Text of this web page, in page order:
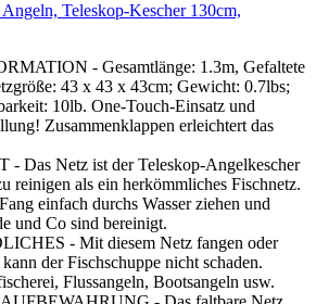
Teleskop-Kescher 130cm,
- Gesamtlänge: 1.3m, Gefaltete
43 x 43 x 43cm; Gewicht: 0.7lbs;
10lb. One-Touch-Einsatz und
Zusammenklappen erleichtert das
Das Netz ist der Teleskop-Angelkescher
reinigen als ein herkömmliches Fischnetz.
einfach durchs Wasser ziehen und
und Co sind bereinigt.
- Mit diesem Netz fangen oder
der Fischschuppe nicht schaden.
Flussangeln, Bootsangeln usw.